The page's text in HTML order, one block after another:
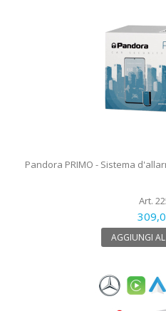
Pandora PRIMO - Sistema
Art.
AGGIUNGI AL